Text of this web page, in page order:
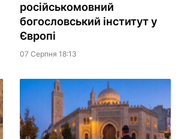
російськомовний
богословський інститут у
Європі
07 Серпня 18:13